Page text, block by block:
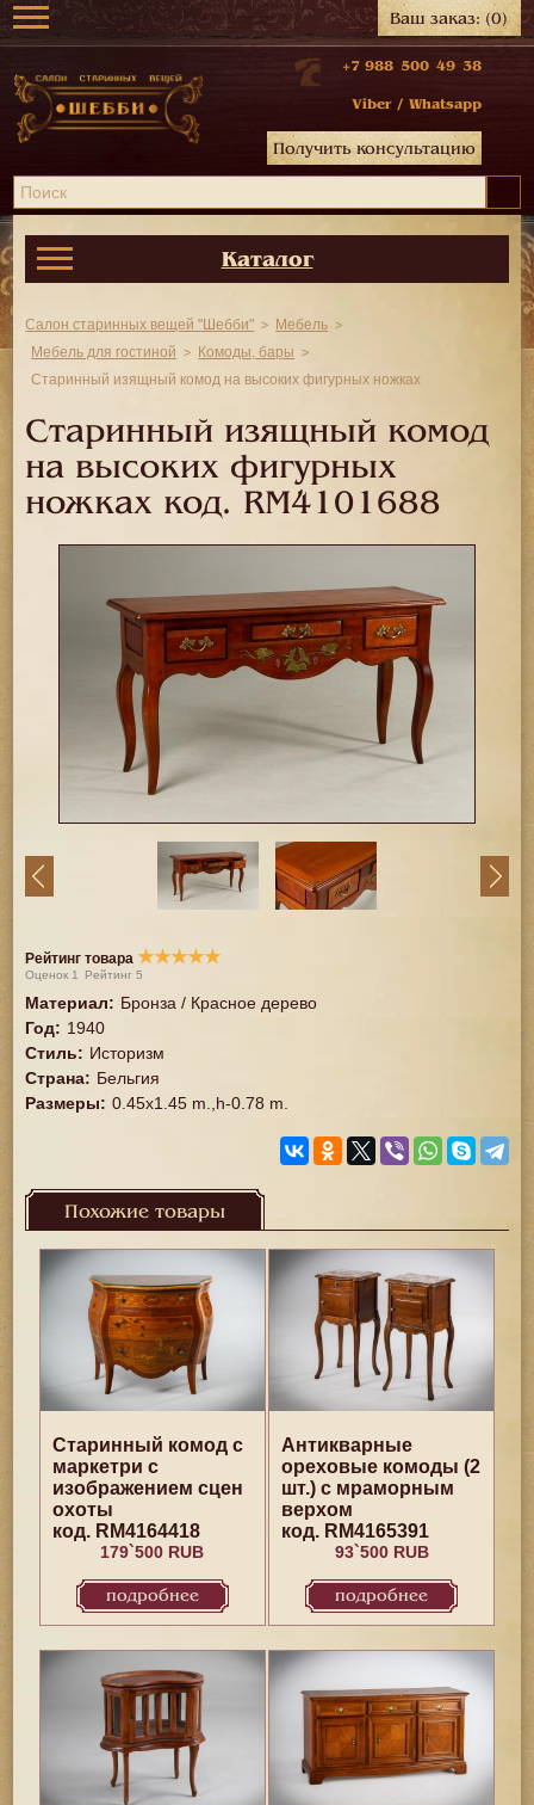
Ваш заказ:(0)
+7 988 500 49 38
Viber / Whatsapp
Получить консультацию
Каталог
Салон старинных вещей "Шебби"
Мебель
Мебель для гостиной
Комоды, бары
Старинный изящный комод на высоких фигурных ножках
Старинный изящный комод
на высоких фигурных
ножках код. RM4101688
Рейтинг товара ★★★★★
Оценок 1 Рейтинг5
Материал: Бронза / Красное дерево
Год: 1940
Стиль: Историзм
Страна: Бельгия
Размеры: 0.45x1.45 m.,h-0.78 m.
Похожие товары
Старинный комод с
маркетри с
изображением сцен
охоты
код. RM4164418
179`500 RUB
подробнее
Антикварные
ореховые комоды (2
шт.) с мраморным
верхом
код. RM4165391
93`500 RUB
подробнее